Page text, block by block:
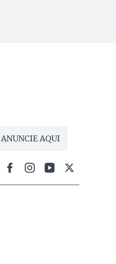
ANUNCIE AQUI